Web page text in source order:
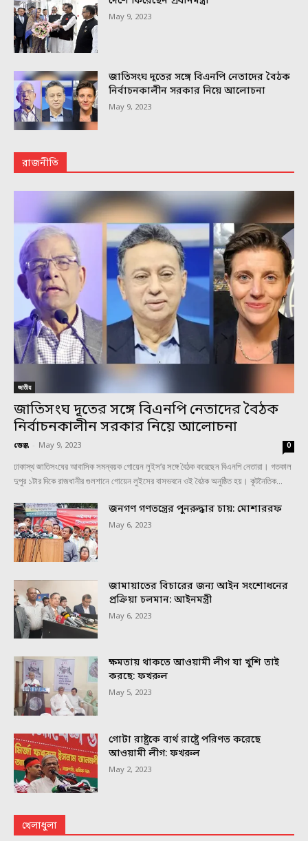
May 9, 2023
জাতিসংঘ দূতের সঙ্গে বিএনপি নেতাদের বৈঠক
নির্বাচনকালীন সরকার নিয়ে আলোচনা
May 9, 2023
রাজনীতি
জাতীয়
জাতিসংঘ দূতের সঙ্গে বিএনপি নেতাদের বৈঠক
নির্বাচনকালীন সরকার নিয়ে আলোচনা
ডেস্ক - May 9, 2023 0
ঢাকাস্থ জাতিসংঘের আবাসিক সমন্বয়ক গোয়েন লুইস’র সঙ্গে বৈঠক করেছেন বিএনপি নেতারা। গতকাল
দুপুর ১টার দিকে রাজধানীর গুলশানে গোয়েন লুইসের বাসভবনে ওই বৈঠক অনুষ্ঠিত হয়। কূটনৈতিক...
জনগণ গণতন্ত্রের পুনরুদ্ধার চায়: মোশাররফ
May 6, 2023
জামায়াতের বিচারের জন্য আইন সংশোধনের
প্রক্রিয়া চলমান: আইনমন্ত্রী
May 6, 2023
ক্ষমতায় থাকতে আওয়ামী লীগ যা খুশি তাই
করছে: ফখরুল
May 5, 2023
গোটা রাষ্ট্রকে ব্যর্থ রাষ্ট্রে পরিণত করেছে
আওয়ামী লীগ: ফখরুল
May 2, 2023
খেলাধুলা